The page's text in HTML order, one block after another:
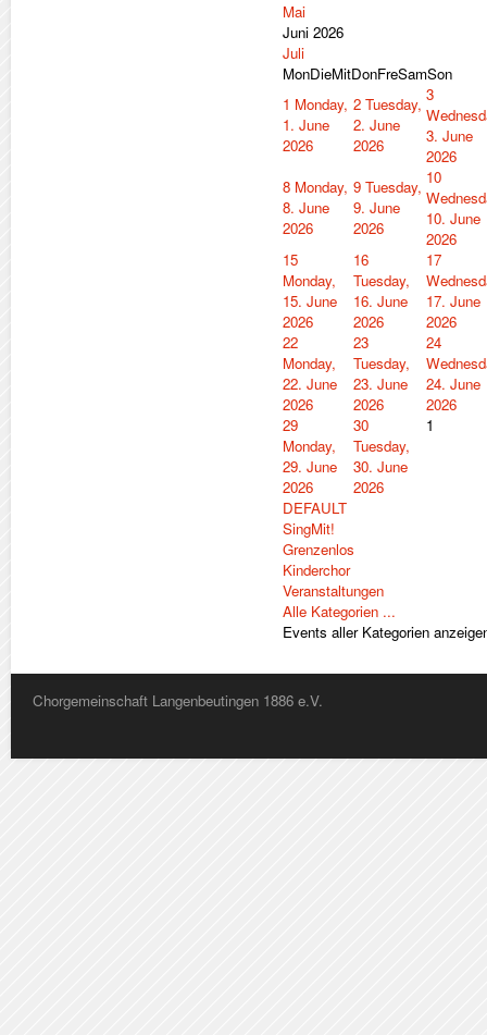
Mai
Juni 2026
Juli
MonDieMitDonFreSamSon
1 Monday,
1. June
2026
2 Tuesday,
2. June
2026
3
3. June
2026
8 Monday,
8. June
2026
9 Tuesday,
9. June
2026
10
10. June
2026
15
Monday,
15. June
2026
16
Tuesday,
16. June
2026
17
17. June
2026
22
Monday,
22. June
2026
23
Tuesday,
23. June
2026
24
24. June
2026
29
Monday,
29. June
2026
30
Tuesday,
30. June
2026
1
DEFAULT
SingMit!
Grenzenlos
Kinderchor
Veranstaltungen
Alle Kategorien ...
Events aller Kategorien
Chorgemeinschaft Langenbeutingen 1886 e.V.